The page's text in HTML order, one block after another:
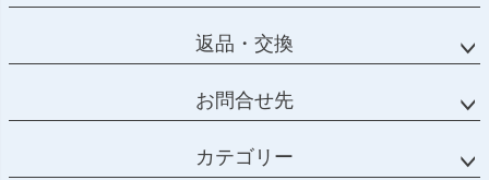
返品・交換
お問合せ先
カテゴリー